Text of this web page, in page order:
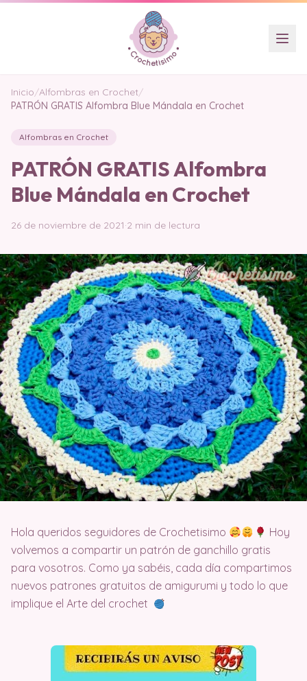
Inicio/Alfombras en Crochet/
PATRÓN GRATIS Alfombra Blue Mándala en Crochet
Alfombras en Crochet
PATRÓN GRATIS Alfombra
Blue Mándala en Crochet
26 de noviembre de 2021·2 min de lectura
Hola queridos seguidores de Crochetisimo
Hoy
volvemos a compartir un patrón de ganchillo gratis
para vosotros. Como ya sabéis, cada día compartimos
nuevos patrones gratuitos de amigurumi y todo lo que
implique el Arte del crochet